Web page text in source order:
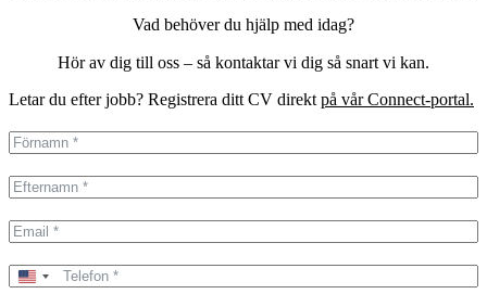
Vad behöver du hjälp med idag?
Hör av dig till oss – så kontaktar vi dig så snart vi kan.
Letar du efter jobb? Registrera ditt CV direkt på vår Connect-portal.
United